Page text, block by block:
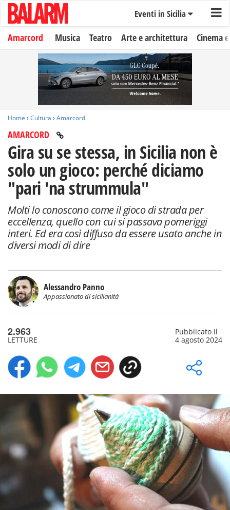
Eventi in Sicilia
Amarcord Musica Teatro Arte e architettura Cinema
Home › Cultura › Amarcord
AMARCORD
Gira su se stessa, in Sicilia non è
solo un gioco: perché diciamo
"pari 'na strummula"
Molti lo conoscono come il gioco di strada per
eccellenza, quello con cui si passava pomeriggi
interi. Ed era così diffuso da essere usato anche in
diversi modi di dire
Alessandro Panno
Appassionato di sicilianità
2.963
LETTURE
Pubblicato il
4 agosto 2024